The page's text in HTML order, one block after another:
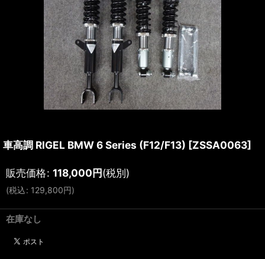
車高調 RIGEL BMW 6 Series (F12/F13) [ZSSA0063]
販売価格: 118,000円(税別)
(税込: 129,800円)
在庫なし